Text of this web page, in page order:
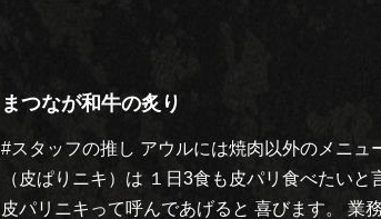
まつなが和牛の炙り
#スタッフの推し アウルには焼肉以外のメニ
（皮ぱりニキ）は １日3食も皮パリ食べたい
皮パリニキって呼んであげると 喜びます。 業